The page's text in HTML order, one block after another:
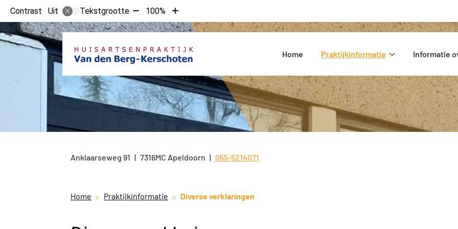
Contrast Uit Tekstgrootte Tekst
verkleinen
met
100%
Tekst
vergroten
met
Home
Praktijkinformatie
Informatie
Anklaarseweg 91 7316MC Apeldoorn Tel:
055-5214071
Home Praktijkinformatie Diverse verklaringen